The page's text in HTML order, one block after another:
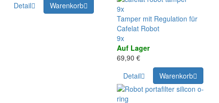
Detail
Warenkorb
9x
Tamper mit Regulation für
Cafelat Robot
9x
Auf Lager
69,90 €
Detail
Warenkorb